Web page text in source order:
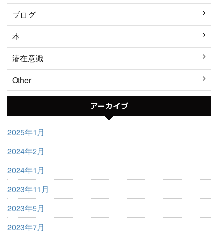
ブログ
本
潜在意識
Other
アーカイブ
2025年1月
2024年2月
2024年1月
2023年11月
2023年9月
2023年7月